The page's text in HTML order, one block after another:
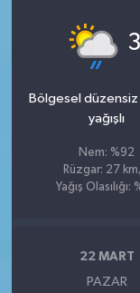
3
Bölgesel düzensiz
yağışlı
Nem: %92
Rüzgar: 27
Yağış Olasılığı:
22 MART
PAZAR